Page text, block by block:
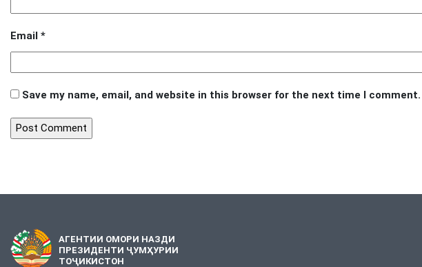
Email *
Save my name, email, and website in this browser for the next time I comment.
АГЕНТИИ ОМОРИ НАЗДИ
ПРЕЗИДЕНТИ ҶУМҲУРИИ
ТОҶИКИСТОН